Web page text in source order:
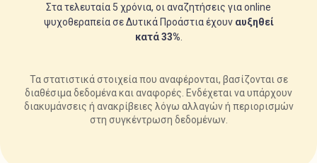
Στα τελευταία 5 χρόνια, οι αναζητήσεις για online
ψυχοθεραπεία σε Δυτικά Προάστια έχουν αυξηθεί
κατά 33%
Τα στατιστικά στοιχεία που αναφέρονται, βασίζονται σε
διαθέσιμα δεδομένα και αναφορές. Ενδέχεται να υπάρχουν
διακυμάνσεις ή ανακρίβειες λόγω αλλαγών ή περιορισμών
στη συγκέντρωση δεδομένων.